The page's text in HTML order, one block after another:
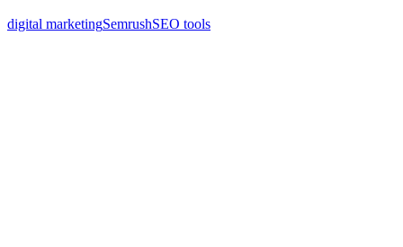
digital marketingSemrushSEO tools